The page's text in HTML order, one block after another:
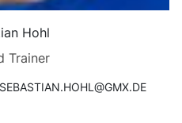
Hohl
Trainer
SEBASTIAN.HOHL@GMX.DE